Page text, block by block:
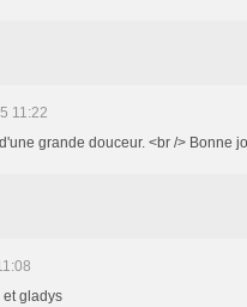
11:22
grande douceur. <br /> Bonne
et gladys